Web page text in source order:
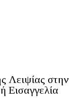
Λειψίας στην
Εισαγγελία